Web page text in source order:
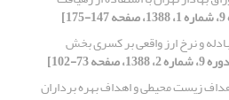
و نرخ ارز واقعی بر کسری بخش
2، 1388، صفحه 73-102]
زیست محیطی و اهداف بهره برداران